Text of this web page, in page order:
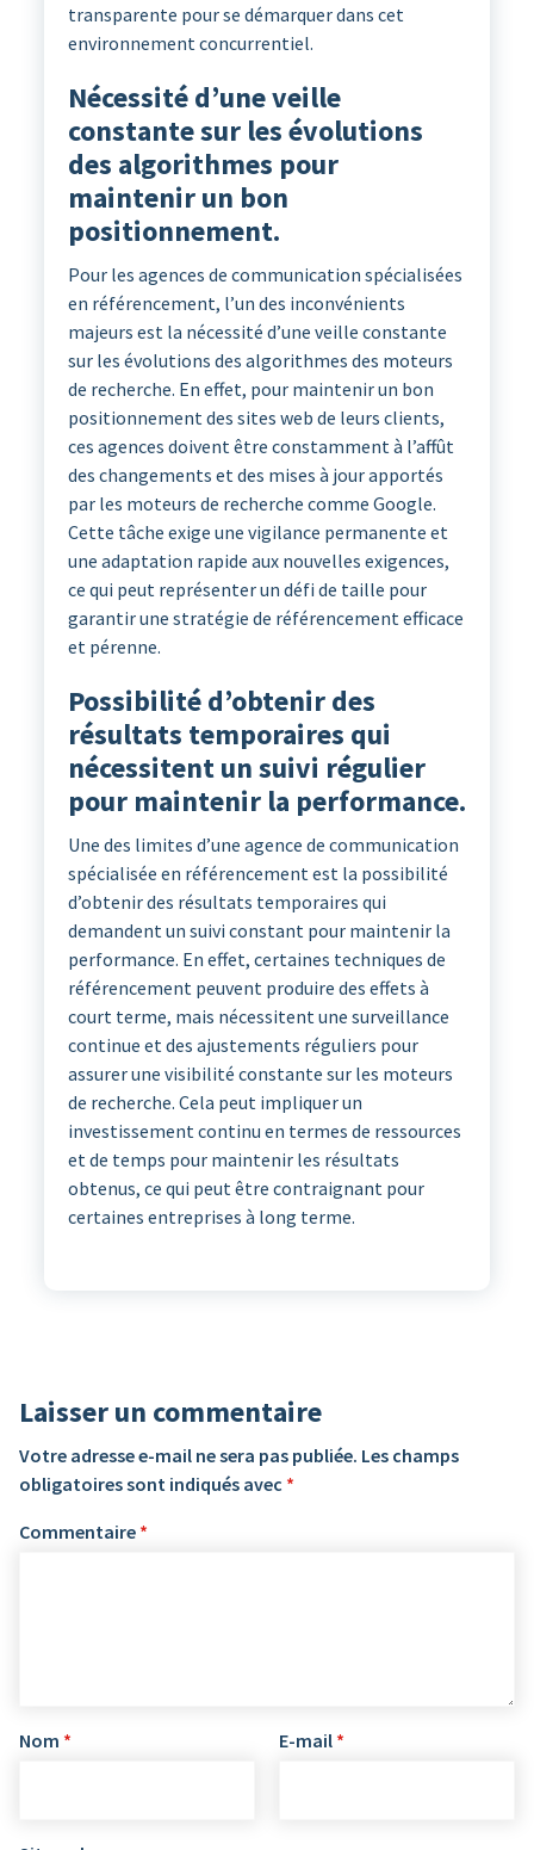
transparente pour se démarquer dans cet
environnement concurrentiel.
Nécessité d’une veille
constante sur les évolutions
des algorithmes pour
maintenir un bon
positionnement.
Pour les agences de communication spécialisées
en référencement, l’un des inconvénients
majeurs est la nécessité d’une veille constante
sur les évolutions des algorithmes des moteurs
de recherche. En effet, pour maintenir un bon
positionnement des sites web de leurs clients,
ces agences doivent être constamment à l’affût
des changements et des mises à jour apportés
par les moteurs de recherche comme Google.
Cette tâche exige une vigilance permanente et
une adaptation rapide aux nouvelles exigences,
ce qui peut représenter un défi de taille pour
garantir une stratégie de référencement efficace
et pérenne.
Possibilité d’obtenir des
résultats temporaires qui
nécessitent un suivi régulier
pour maintenir la performance.
Une des limites d’une agence de communication
spécialisée en référencement est la possibilité
d’obtenir des résultats temporaires qui
demandent un suivi constant pour maintenir la
performance. En effet, certaines techniques de
référencement peuvent produire des effets à
court terme, mais nécessitent une surveillance
continue et des ajustements réguliers pour
assurer une visibilité constante sur les moteurs
de recherche. Cela peut impliquer un
investissement continu en termes de ressources
et de temps pour maintenir les résultats
obtenus, ce qui peut être contraignant pour
certaines entreprises à long terme.
Laisser un commentaire
Votre adresse e-mail ne sera pas publiée. Les champs
obligatoires sont indiqués avec *
Commentaire *
Nom * E-mail *